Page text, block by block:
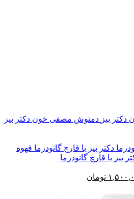
دمنوش مصفی خون دکتر بیز
قهوه
بیز با قارچ گانودرما
تومان